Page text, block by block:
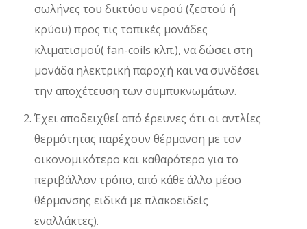
σωλήνες του δικτύου νερού (ζεστού ή
κρύου) προς τις τοπικές μονάδες
κλιματισμού( fan-coils κλπ.), να δώσει στη
μονάδα ηλεκτρική παροχή και να συνδέσει
την αποχέτευση των συμπυκνωμάτων.
Έχει αποδειχθεί από έρευνες ότι οι αντλίες
θερμότητας παρέχουν θέρμανση με τον
οικονομικότερο και καθαρότερο για το
περιβάλλον τρόπο, από κάθε άλλο μέσο
θέρμανσης ειδικά με πλακοειδείς
εναλλάκτες).